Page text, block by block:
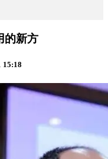
的新方
15:18